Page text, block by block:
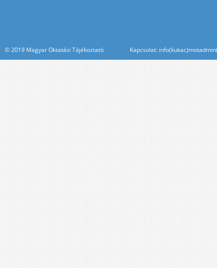
© 2019 Magyar Oktatási Tájékoztató Kapcsolat: